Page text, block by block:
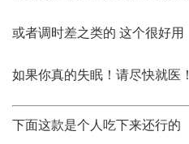
或者调时差之类的 这个很好用
如果你真的失眠！请尽快就医！
下面这款是个人吃下来还行的